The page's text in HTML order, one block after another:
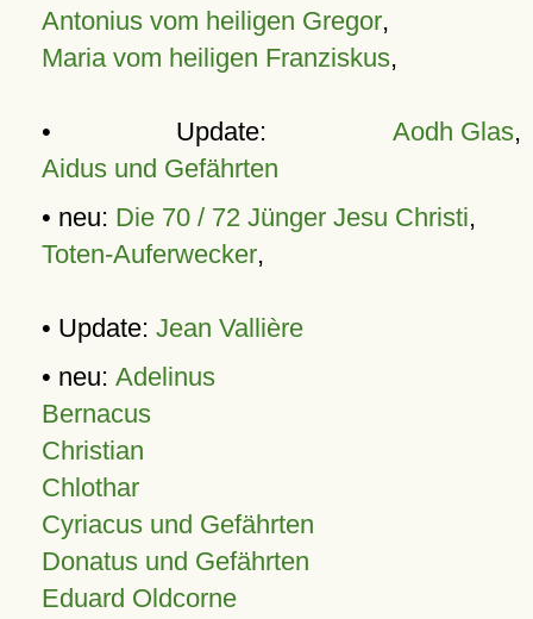
Antonius vom heiligen Gregor,
Maria vom heiligen Franziskus,
• Update: Aodh Glas,
Aidus und Gefährten
• neu: Die 70 / 72 Jünger Jesu Christi,
Toten-Auferwecker,
• Update: Jean Vallière
• neu: Adelinus
Bernacus
Christian
Chlothar
Cyriacus und Gefährten
Donatus und Gefährten
Eduard Oldcorne